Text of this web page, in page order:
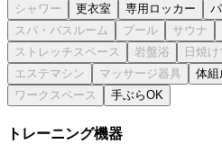
更衣室
専用ロッカー
体組
手ぶらOK
トレーニング機器